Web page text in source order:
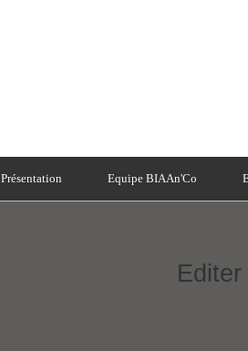
Présentation Equipe BIAAn'Co
Editer